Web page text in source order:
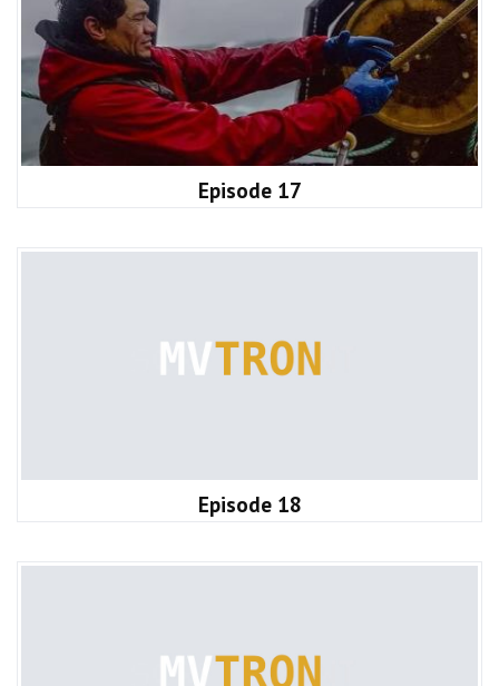
Episode 17
Episode 18